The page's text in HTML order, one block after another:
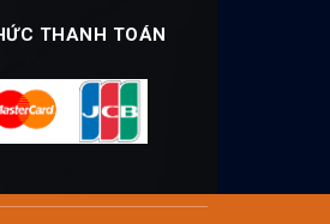
THANH TOÁN